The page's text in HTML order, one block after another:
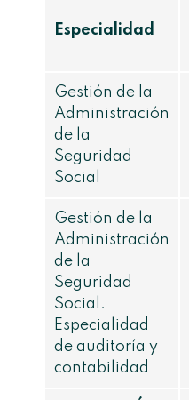
Especialidad
Gestión de la
Administración
de la
Seguridad
Social
Gestión de la
Administración
de la
Seguridad
Social.
Especialidad
de auditoría y
contabilidad